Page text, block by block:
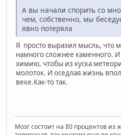
А вы начали спорить со
чем, собственно, мы
явно потеряла
Я просто выразил мысль, что
намного сложнее каменного. И
химию, чтобы из куска
молоток. И оседлая жизнь
веке.Как-то так.
Мозг состоит на 80 процентов из